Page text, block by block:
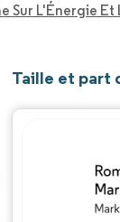
Sur L'Énergie
Taille et part